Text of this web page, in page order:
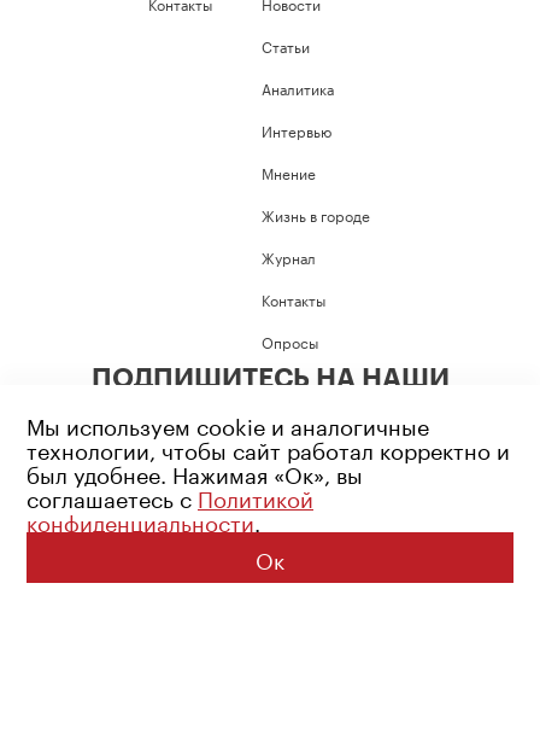
Статьи
Аналитика
Интервью
Мнение
Жизнь в городе
Журнал
Контакты
Опросы
ПОДПИШИТЕСЬ НА НАШИ
Возрастное ограничение: 16+
Политика конфиденциальности
© 2026 Все права защищены
Мы используем cookie и аналогичные
технологии, чтобы сайт работал корректно и
был удобнее. Нажимая «Ок», вы
соглашаетесь с Политикой
конфиденциальности.
Ок